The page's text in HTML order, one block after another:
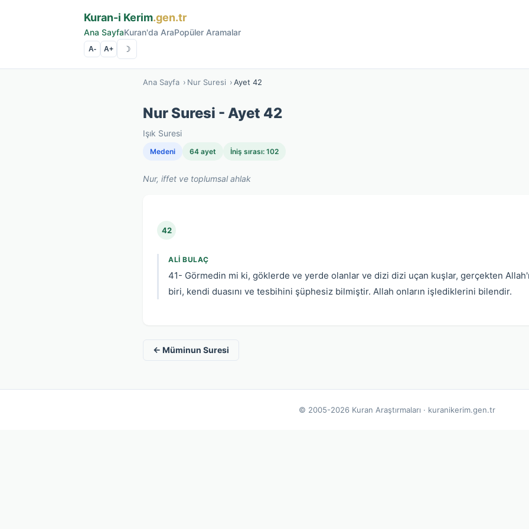
Kuran-i Kerim.gen.tr
Ana SayfaKuran'da AraPopüler Aramalar
A- A+ ☽
Ana Sayfa › Nur Suresi ›Ayet 42
Nur Suresi - Ayet 42
Işık Suresi
Medeni 64 ayet İniş sırası: 102
Nur, iffet ve toplumsal ahlak
42
ALI BULAÇ
41- Görmedin mi ki, göklerde ve yerde olanlar ve dizi dizi uçan kuşlar, gerçekten
biri, kendi duasını ve tesbihini şüphesiz bilmiştir. Allah onların işlediklerini bilendir.
← Müminun Suresi
© 2005-2026 Kuran Araştırmaları · kuranikerim.gen.tr